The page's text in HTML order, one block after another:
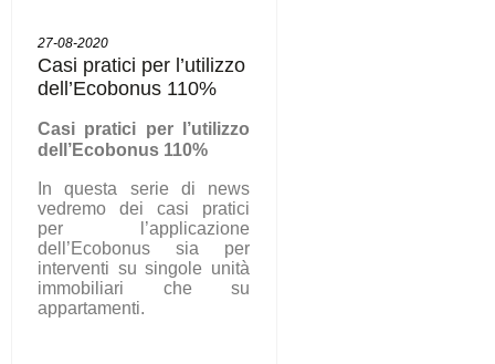
27-08-2020
Casi pratici per l’utilizzo
dell’Ecobonus 110%
Casi pratici per l’utilizzo
dell’Ecobonus 110%
In questa serie di news
vedremo dei casi pratici
per l’applicazione
dell’Ecobonus sia per
interventi su singole unità
immobiliari che su
appartamenti.